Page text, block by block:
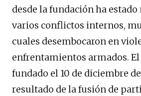
desde la fundación ha
varios conflictos internos,
cuales desembocaron en
enfrentamientos armados. El
fundado el 10 de diciembre
resultado de la fusión de